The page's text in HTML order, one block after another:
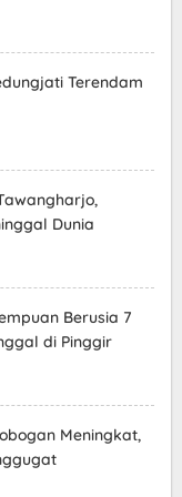
Terendam
Dunia
Berusia 7
di Pinggir
Meningkat,